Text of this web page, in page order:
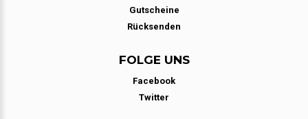
Gutscheine
Rücksenden
FOLGE UNS
Facebook
Twitter